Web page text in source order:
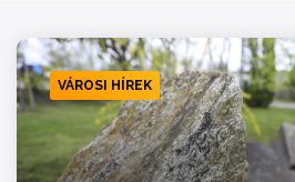
VÁROSI HÍREK